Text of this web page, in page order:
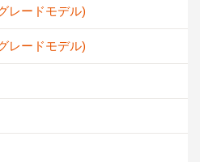
レードモデル)
レードモデル)